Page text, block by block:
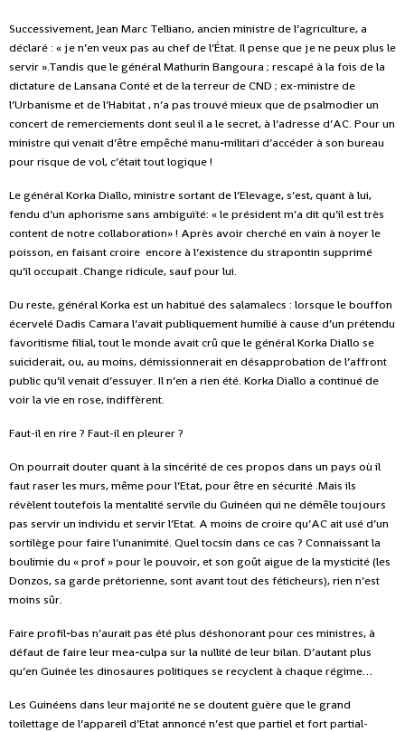
Successivement, Jean Marc Telliano, ancien ministre de l’agriculture, a
déclaré : « je n’en veux pas au chef de l’État. Il pense que je ne peux plus le
servir »‏.Tandis que le général Mathurin Bangoura ; rescapé à la fois de la
dictature de Lansana Conté et de la terreur de CND ; ex-ministre de
l’Urbanisme et de l’Habitat , n’a pas trouvé mieux que de psalmodier un
concert de remerciements dont seul il a le secret, à l’adresse d’AC. Pour un
ministre qui venait d’être empêché manu-militari d’accéder à son bureau
pour risque de vol, c’était tout logique !
Le général Korka Diallo, ministre sortant de l’Elevage, s’est, quant à lui,
fendu d’un aphorisme sans ambiguïté: « le président m’a dit qu’il est très
content de notre collaboration»‏ ! Après avoir cherché en vain à noyer le
poisson, en faisant croire encore à l’existence du strapontin supprimé
qu’il occupait .Change ridicule, sauf pour lui.
Du reste, général Korka est un habitué des salamalecs : lorsque le bouffon
écervelé Dadis Camara l’avait publiquement humilié à cause d’un prétendu
favoritisme filial, tout le monde avait crû que le général Korka Diallo se
suiciderait, ou, au moins, démissionnerait en désapprobation de l’affront
public qu’il venait d’essuyer. Il n’en a rien été. Korka Diallo a continué de
voir la vie en rose, indiffèrent.
Faut-il en rire ? Faut-il en pleurer ?
On pourrait douter quant à la sincérité de ces propos dans un pays où il
faut raser les murs, même pour l’Etat, pour être en sécurité .Mais ils
révèlent toutefois la mentalité servile du Guinéen qui ne démêle toujours
pas servir un individu et servir l’Etat. A moins de croire qu’AC ait usé d’un
sortilège pour faire l’unanimité. Quel tocsin dans ce cas ? Connaissant la
boulimie du « prof » pour le pouvoir, et son goût aigue de la mysticité (les
Donzos, sa garde prétorienne, sont avant tout des féticheurs), rien n’est
moins sûr.
Faire profil-bas n’aurait pas été plus déshonorant pour ces ministres, à
défaut de faire leur mea-culpa sur la nullité de leur bilan. D’autant plus
qu’en Guinée les dinosaures politiques se recyclent à chaque régime…
Les Guinéens dans leur majorité ne se doutent guère que le grand
toilettage de l’appareil d’Etat annoncé n’est que partiel et fort partial-